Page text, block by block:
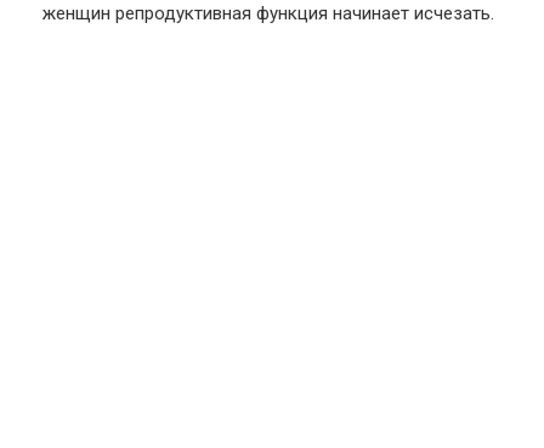
женщин репродуктивная функция начинает исчезать.